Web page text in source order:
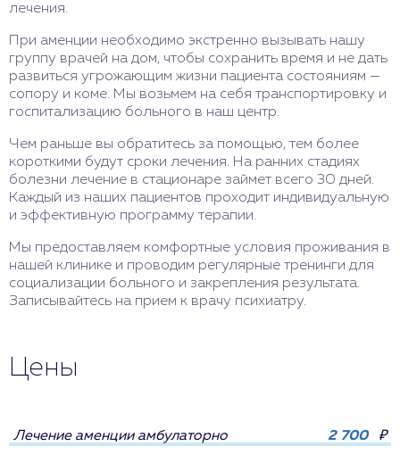
лечения.
При аменции необходимо экстренно вызывать нашу
группу врачей на дом, чтобы сохранить время и не дать
развиться угрожающим жизни пациента состояниям —
сопору и коме. Мы возьмем на себя транспортировку и
госпитализацию больного в наш центр.
Чем раньше вы обратитесь за помощью, тем более
короткими будут сроки лечения. На ранних стадиях
болезни лечение в стационаре займет всего 30 дней.
Каждый из наших пациентов проходит индивидуальную
и эффективную программу терапии.
Мы предоставляем комфортные условия проживания в
нашей клинике и проводим регулярные тренинги для
социализации больного и закрепления результата.
Записывайтесь на прием к врачу психиатру.
Цены
Лечение аменции амбулаторно 2 700 ₽